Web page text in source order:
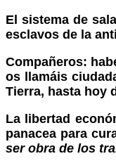
El sistema de
esclavos de la
Compañeros:
os llamáis
Tierra, hasta hoy
La libertad
panacea para
ser obra de los